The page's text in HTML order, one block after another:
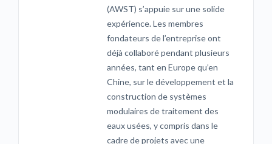
(AWST) s’appuie sur une solide
expérience. Les membres
fondateurs de l’entreprise ont
déjà collaboré pendant plusieurs
années, tant en Europe qu’en
Chine, sur le développement et la
construction de systèmes
modulaires de traitement des
eaux usées, y compris dans le
cadre de projets avec une